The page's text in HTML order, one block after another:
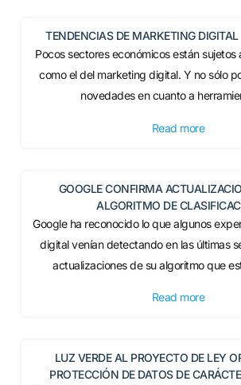
TENDENCIAS DE MARKETING
Pocos sectores económicos están sujetos
como el del marketing digital. Y no sólo
novedades en cuanto a
Read more
GOOGLE CONFIRMA
ALGORITMO DE
Google ha reconocido lo que algunos
digital venían detectando en las últimas
actualizaciones de su algoritmo que
Read more
LUZ VERDE AL PROYECTO DE LEY
PROTECCIÓN DE DATOS DE